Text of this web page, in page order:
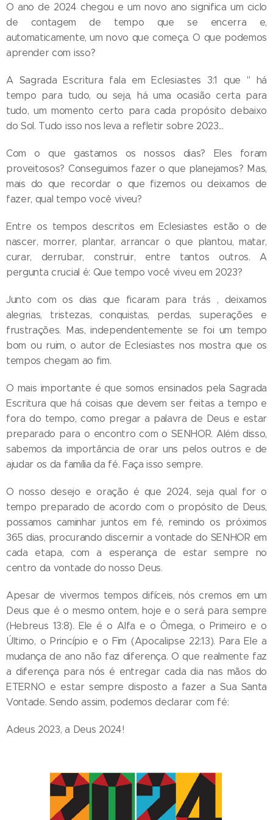
O ano de 2024 chegou e um novo ano significa um ciclo
de contagem de tempo que se encerra e,
automaticamente, um novo que começa. O que podemos
aprender com isso?
A Sagrada Escritura fala em Eclesiastes 3:1 que " há
tempo para tudo, ou seja, há uma ocasião certa para
tudo, um momento certo para cada propósito debaixo
do Sol. Tudo isso nos leva a refletir sobre 2023...
Com o que gastamos os nossos dias? Eles foram
proveitosos? Conseguimos fazer o que planejamos? Mas,
mais do que recordar o que fizemos ou deixamos de
fazer, qual tempo você viveu?
Entre os tempos descritos em Eclesiastes estão o de
nascer, morrer, plantar, arrancar o que plantou, matar,
curar, derrubar, construir, entre tantos outros. A
pergunta crucial é: Que tempo você viveu em 2023?
Junto com os dias que ficaram para trás , deixamos
alegrias, tristezas, conquistas, perdas, superações e
frustrações. Mas, independentemente se foi um tempo
bom ou ruim, o autor de Eclesiastes nos mostra que os
tempos chegam ao fim.
O mais importante é que somos ensinados pela Sagrada
Escritura que há coisas que devem ser feitas a tempo e
fora do tempo, como pregar a palavra de Deus e estar
preparado para o encontro com o SENHOR. Além disso,
sabemos da importância de orar uns pelos outros e de
ajudar os da família da fé. Faça isso sempre.
O nosso desejo e oração é que 2024, seja qual for o
tempo preparado de acordo com o propósito de Deus,
possamos caminhar juntos em fé, remindo os próximos
365 dias, procurando discernir a vontade do SENHOR em
cada etapa, com a esperança de estar sempre no
centro da vontade do nosso Deus.
Apesar de vivermos tempos difíceis, nós cremos em um
Deus que é o mesmo ontem, hoje e o será para sempre
(Hebreus 13:8). Ele é o Alfa e o Ômega, o Primeiro e o
Último, o Princípio e o Fim (Apocalipse 22:13). Para Ele a
mudança de ano não faz diferença. O que realmente faz
a diferença para nós é entregar cada dia nas mãos do
ETERNO e estar sempre disposto a fazer a Sua Santa
Vontade. Sendo assim, podemos declarar com fé:
Adeus 2023, a Deus 2024!